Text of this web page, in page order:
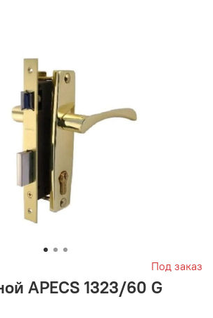
Под заказ
APECS 1323/60 G